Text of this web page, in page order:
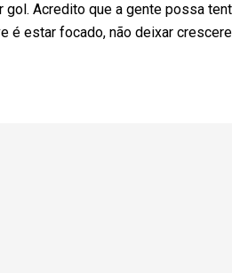
gol. Acredito que a gente possa
é estar focado, não deixar